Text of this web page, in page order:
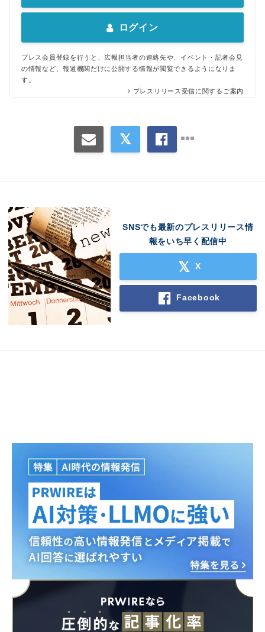
ログイン
プレス会員登録を行うと、広報担当者の連絡先や、イベント・記者会見
の情報など、報道機関だけに公開する情報が閲覧できるようになりま
す。
プレスリリース受信に関するご案内
SNSでも最新のプレスリリース情
報をいち早く配信中
X
Facebook